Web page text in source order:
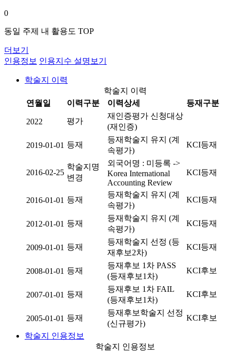
0
동일 주제 내 활용도 TOP
더보기
인용정보 인용지수 설명보기
학술지 이력
학술지 이력
연월일
이력구분 이력상세 등재구분
2022 평가
재인증평가 신청대상
(재인증)
2019-01-01 등재
등재학술지 유지 (계
속평가)
KCI등재
2016-02-25
학술지명
변경
외국어명 : 미등록 ->
Korea International
Accounting Review
KCI등재
2016-01-01 등재
등재학술지 유지 (계
속평가)
KCI등재
2012-01-01 등재
등재학술지 유지 (계
속평가)
KCI등재
2009-01-01 등재
등재학술지 선정 (등
재후보2차)
KCI등재
2008-01-01 등재
등재후보 1차 PASS
(등재후보1차)
KCI후보
2007-01-01 등재
등재후보 1차 FAIL
(등재후보1차)
KCI후보
2005-01-01 등재
등재후보학술지 선정
(신규평가)
KCI후보
학술지 인용정보
학술지 인용정보